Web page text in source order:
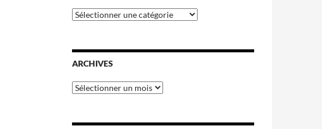
Catégories
ARCHIVES
Archives